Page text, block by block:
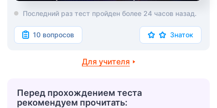
Последний раз тест пройден более 24 часов назад.
10 вопросов Знаток
Для учителя
Перед прохождением теста
рекомендуем прочитать: